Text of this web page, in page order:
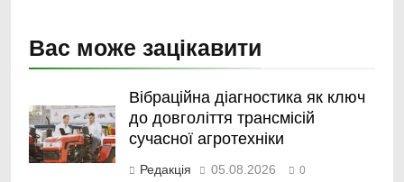
Вас може зацікавити
Вібраційна діагностика як ключ
до довголіття трансмісій
сучасної агротехніки
Редакція 05.08.2026 0